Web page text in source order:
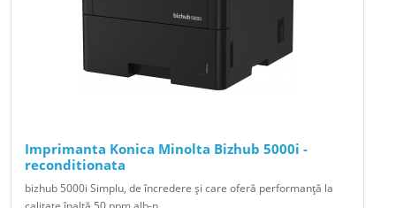
Imprimanta Konica Minolta Bizhub 5000i -
reconditionata
bizhub 5000i Simplu, de încredere şi care oferă performanţă la